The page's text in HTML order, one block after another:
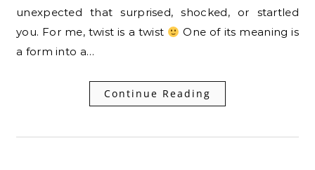
unexpected that surprised, shocked, or startled
you. For me, twist is a twist
One of its meaning is
a form into a…
Continue Reading